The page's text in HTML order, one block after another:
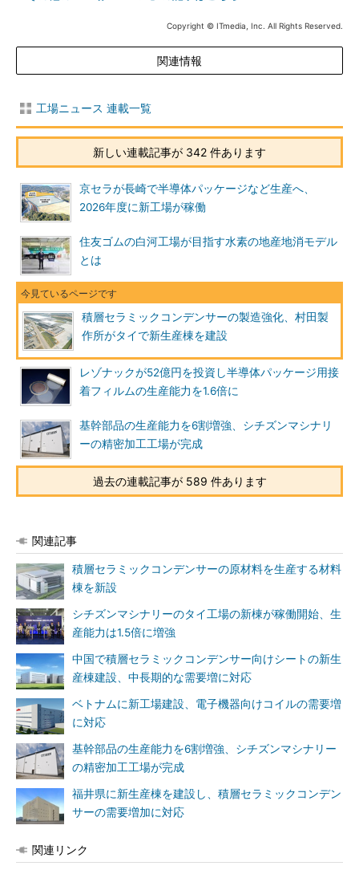
Copyright © ITmedia, Inc. All Rights Reserved.
関連情報
工場ニュース 連載一覧
新しい連載記事が 342 件あります
京セラが長崎で半導体パッケージなど生産へ、
2026年度に新工場が稼働
住友ゴムの白河工場が目指す水素の地産地消モデル
とは
積層セラミックコンデンサーの製造強化、村田製
作所がタイで新生産棟を建設
レゾナックが52億円を投資し半導体パッケージ用接
着フィルムの生産能力を1.6倍に
基幹部品の生産能力を6割増強、シチズンマシナリ
ーの精密加工工場が完成
過去の連載記事が 589 件あります
関連記事
積層セラミックコンデンサーの原材料を生産する材料
棟を新設
シチズンマシナリーのタイ工場の新棟が稼働開始、生
産能力は1.5倍に増強
中国で積層セラミックコンデンサー向けシートの新生
産棟建設、中長期的な需要増に対応
ベトナムに新工場建設、電子機器向けコイルの需要増
に対応
基幹部品の生産能力を6割増強、シチズンマシナリー
の精密加工工場が完成
福井県に新生産棟を建設し、積層セラミックコンデン
サーの需要増加に対応
関連リンク